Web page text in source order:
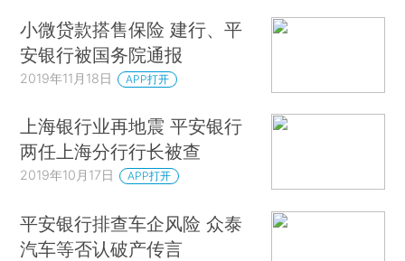
小微贷款搭售保险 建行、平
安银行被国务院通报
2019年11月18日 APP打开
上海银行业再地震 平安银行
两任上海分行行长被查
2019年10月17日 APP打开
平安银行排查车企风险 众泰
汽车等否认破产传言